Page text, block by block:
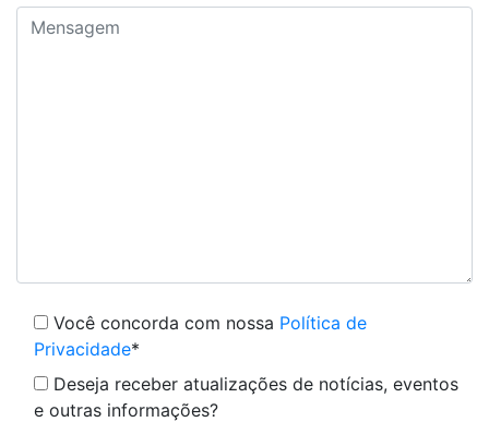
Você concorda com nossa Política de
Privacidade*
Deseja receber atualizações de notícias, eventos
e outras informações?